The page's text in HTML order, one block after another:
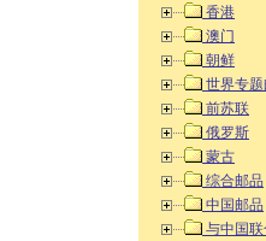
香港
澳门
朝鲜
世界专
前苏联
俄罗斯
蒙古
综合邮品
中国邮品
与中国